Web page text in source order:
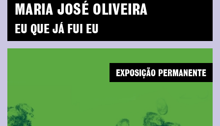
MARIA JOSÉ OLIVEIRA
EU QUE JÁ FUI EU
EXPOSIÇÃO PERMANENTE